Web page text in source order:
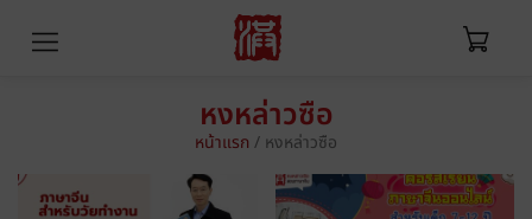
หงหล่าวซือ
หน้าแรก / หงหล่าวซือ